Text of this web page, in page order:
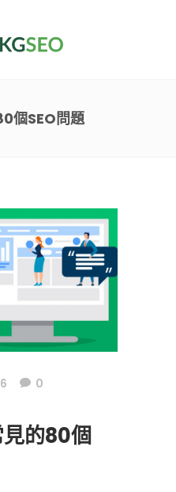
個SEO問題
0
的80個